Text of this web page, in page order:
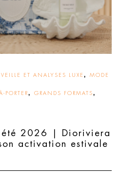
ET ANALYSES LUXE , MODE
PORTER, GRANDS FORMATS,
été 2026 | Dioriviera
activation estivale